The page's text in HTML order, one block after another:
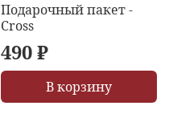
Подарочный пакет -
Cross
490 ₽
В корзину